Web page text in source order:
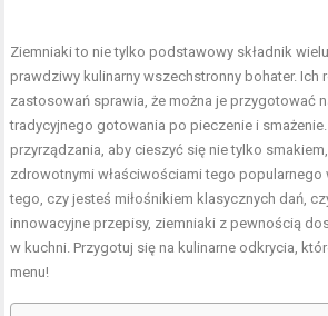
Ziemniaki to nie tylko podstawowy składnik
prawdziwy kulinarny wszechstronny bohater. Ich
zastosowań sprawia, że można je przygotować
tradycyjnego gotowania po pieczenie i
przyrządzania, aby cieszyć się nie tylko
zdrowotnymi właściwościami tego popularnego
tego, czy jesteś miłośnikiem klasycznych dań,
innowacyjne przepisy, ziemniaki z pewnością
w kuchni. Przygotuj się na kulinarne odkrycia,
menu!